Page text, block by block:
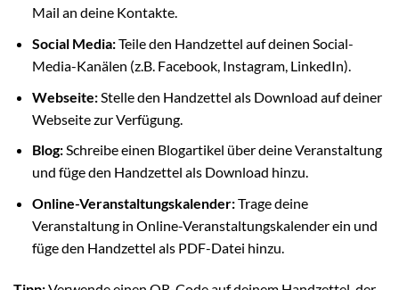
Mail an deine Kontakte.
Social Media:Teile den Handzettel auf deinen Social-
Media-Kanälen (z.B. Facebook, Instagram, LinkedIn).
Webseite:Stelle den Handzettel als Download auf deiner
Webseite zur Verfügung.
Blog:Schreibe einen Blogartikel über deine Veranstaltung
und füge den Handzettel als Download hinzu.
Online-Veranstaltungskalender:Trage deine
Veranstaltung in Online-Veranstaltungskalender ein und
füge den Handzettel als PDF-Datei hinzu.